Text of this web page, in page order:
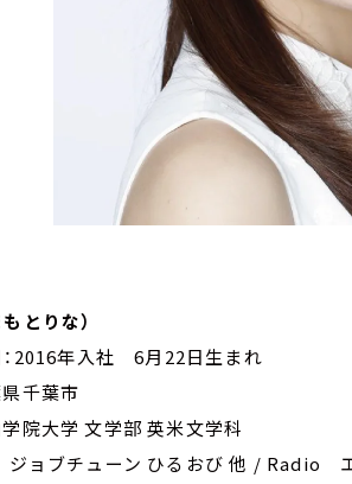
とりな）
：2016年入社 6月22日生まれ
千葉市
学院大学 文学部 英米文学科
ョブチューン ひるおび 他 / Radio